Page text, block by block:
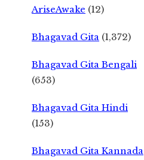
AriseAwake (12)
Bhagavad Gita (1,372)
Bhagavad Gita Bengali
(653)
Bhagavad Gita Hindi
(153)
Bhagavad Gita Kannada